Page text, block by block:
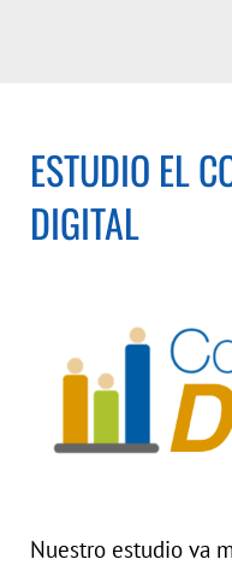
ESTUDIO EL
DIGITAL
Nuestro estudio va